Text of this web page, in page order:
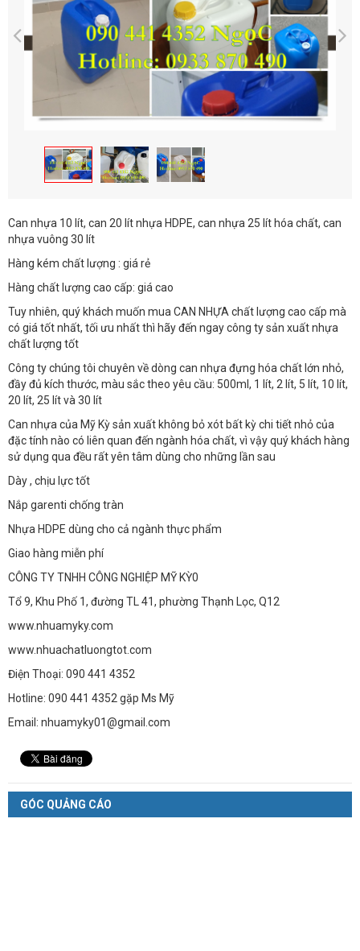
Can nhựa 10 lít, can 20 lít nhựa HDPE, can nhựa 25 lít hóa chất, can
nhựa vuông 30 lít
Hàng kém chất lượng : giá rẻ
Hàng chất lượng cao cấp: giá cao
Tuy nhiên, quý khách muốn mua CAN NHỰA chất lượng cao cấp mà
có giá tốt nhất, tối ưu nhất thì hãy đến ngay công ty sản xuất nhựa
chất lượng tốt
Công ty chúng tôi chuyên về dòng can nhựa đựng hóa chất lớn nhỏ,
đầy đủ kích thước, màu sắc theo yêu cầu: 500ml, 1 lít, 2 lít, 5 lít, 10 lít,
20 lít, 25 lít và 30 lít
Can nhựa của Mỹ Kỳ sản xuất không bỏ xót bất kỳ chi tiết nhỏ của
đặc tính nào có liên quan đến ngành hóa chất, vì vậy quý khách hàng
sử dụng qua đều rất yên tâm dùng cho những lần sau
Dày , chịu lực tốt
Nắp garenti chống tràn
Nhựa HDPE dùng cho cả ngành thực phẩm
Giao hàng miễn phí
CÔNG TY TNHH CÔNG NGHIỆP MỸ KỲ0
Tổ 9, Khu Phố 1, đường TL 41, phường Thạnh Lọc, Q12
www.nhuamyky.com
www.nhuachatluongtot.com
Điện Thoại: 090 441 4352
Hotline: 090 441 4352 gặp Ms Mỹ
Email: nhuamyky01@gmail.com
GÓC QUẢNG CÁO